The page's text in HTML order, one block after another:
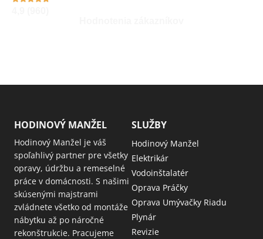
HODINOVÝ MANŽEL
Hodinový Manžel je váš
spoľahlivý partner pre všetky
opravy, údržbu a remeselné
práce v domácnosti. S našimi
skúsenými majstrami
zvládnete všetko od montáže
nábytku až po náročné
rekonštrukcie. Pracujeme
SLUŽBY
Hodinový Manžel
Elektrikár
Vodoinštalatér
Oprava Práčky
Oprava Umývačky Riadu
Plynár
Revizie